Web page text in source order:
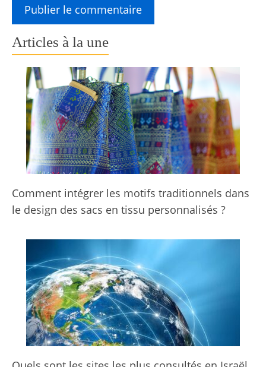
Articles à la une
Comment intégrer les motifs traditionnels dans
le design des sacs en tissu personnalisés ?